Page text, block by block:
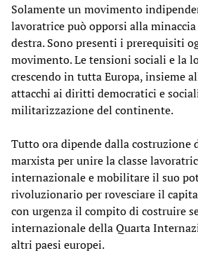
Solamente un movimento
lavoratrice può opporsi alla minaccia
destra. Sono presenti i prerequisiti
movimento. Le tensioni sociali e la
crescendo in tutta Europa, insieme
attacchi ai diritti democratici e
militarizzazione del continente.
Tutto ora dipende dalla costruzione
marxista per unire la classe
internazionale e mobilitare il suo
rivoluzionario per rovesciare il
con urgenza il compito di costruire
internazionale della Quarta
altri paesi europei.